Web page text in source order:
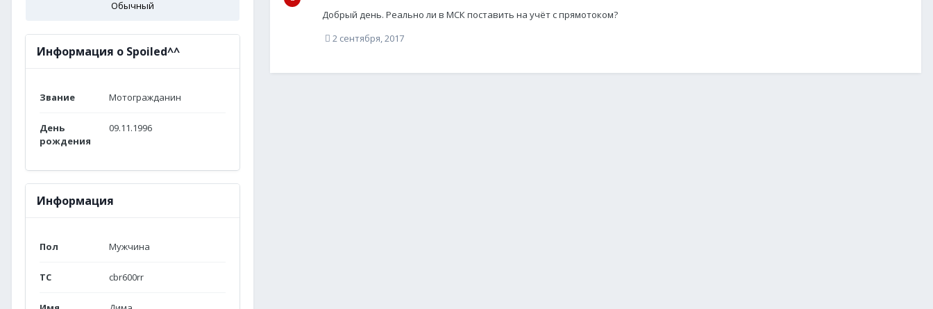
Обычный
Информация о Spoiled^^
Звание Мотогражданин
День
рождения
09.11.1996
Информация
Пол Мужчина
ТС cbr600rr
Добрый день. Реально ли в МСК поставить на учёт с прямотоком?
2 сентября, 2017